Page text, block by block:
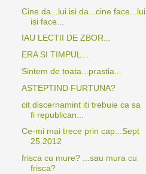
Cine da...lui isi da...cine face...lui
isi face...
IAU LECTII DE ZBOR...
ERA SI TIMPUL...
Sintem de toata...prastia...
ASTEPTIND FURTUNA?
cit discernamint iti trebuie ca sa
fi republican...
Ce-mi mai trece prin cap...Sept
25.2012
frisca cu mure? ...sau mura cu
frisca?